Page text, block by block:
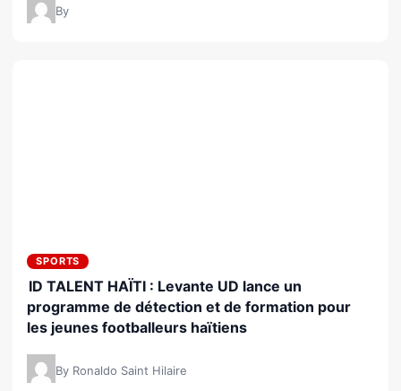
By
SPORTS
ID TALENT HAÏTI : Levante UD lance un
programme de détection et de formation pour
les jeunes footballeurs haïtiens
By Ronaldo Saint Hilaire